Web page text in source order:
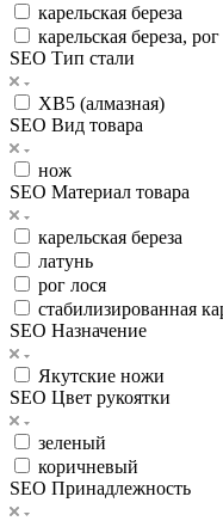
карельская береза
карельская береза,
SEO Тип стали
ХВ5 (алмазная)
SEO Вид товара
нож
SEO Материал товара
карельская береза
латунь
рог лося
стабилизированная
SEO Назначение
Якутские ножи
SEO Цвет рукоятки
зеленый
коричневый
SEO Принадлежность